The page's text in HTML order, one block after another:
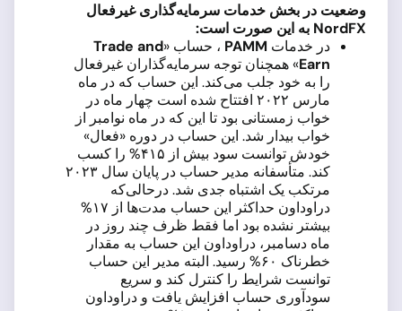
وضعیت در بخش خدمات سرمایه‌گذاری غیرفعال
NordFX به این صورت است:
در خدمات PAMM ، حساب «Trade and
Earn» همچنان توجه سرمایه‌گذاران غیرفعال
را به خود جلب می‌کند. این حساب که در ماه
مارس ۲۰۲۲ افتتاح شده است چهار ماه در
خواب زمستانی بود تا این که در ماه نوامبر از
خواب بیدار شد. این حساب در دوره «فعال»
خودش توانست سود بیش از ۴۱۵% را کسب
کند. متأسفانه مدیر حساب در پایان سال ۲۰۲۳
مرتکب یک اشتباه جدی شد. درحالی‌که
دراوداون حداکثر این حساب مدت‌ها از ۱۷%
بیشتر نشده بود اما فقط ظرف چند روز در
ماه دسامبر، دراوداون این حساب به مقدار
خطرناک ۶۰% رسید. البته مدیر این حساب
توانست شرایط را کنترل کند و سریع
سودآوری حساب افزایش یافت و دراوداون